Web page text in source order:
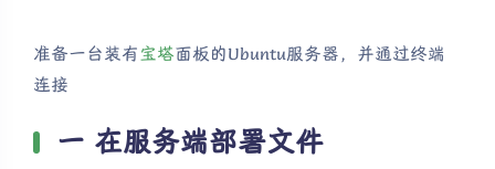
准备一台装有宝塔面板的Ubuntu服务器，并通过终端
连接
一 在服务端部署文件